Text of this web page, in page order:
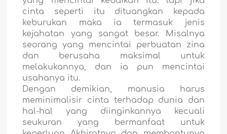
cinta seperti itu dituangkan kepada
keburukan maka ia termasuk jenis
kejahatan yang sangat besar. Misalnya
seorang yang mencintai perbuatan zina
dan berusaha maksimal untuk
melakukannya, dan ia pun mencintai
usahanya itu.
Dengan demikian, manusia harus
meminimalisir cinta terhadap dunia dan
hal-hal yang diinginkannya kecuali
seukuran yang bermanfaat untuk